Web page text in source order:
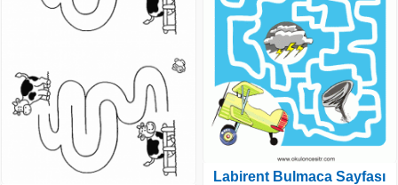
Labirent Bulmaca Sayfası